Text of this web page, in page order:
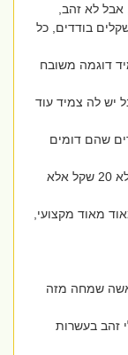
לא זהב,
בודדים, כל
דוגמה משובח
אבל יש לה צמיד עוד
שהם דומים
כבר לא כמו פעם, אתה רואה גומיה כזאת וזה לא 20 שקל אלא
מאוד מקצועי,
שמחה מזה
בעשרות